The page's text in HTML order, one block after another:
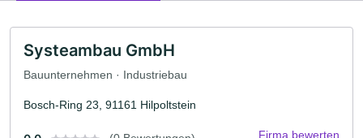
Systeambau GmbH
Bauunternehmen · Industriebau
Bosch-Ring 23, 91161 Hilpoltstein
Firma bewerten